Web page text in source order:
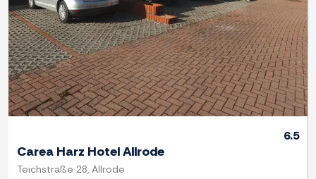
6.5
Carea Harz Hotel Allrode
Teichstraße 28, Allrode